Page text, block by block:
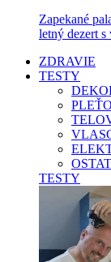
Zapekané
letný dezert
ZDRAVIE
TESTY
TESTY